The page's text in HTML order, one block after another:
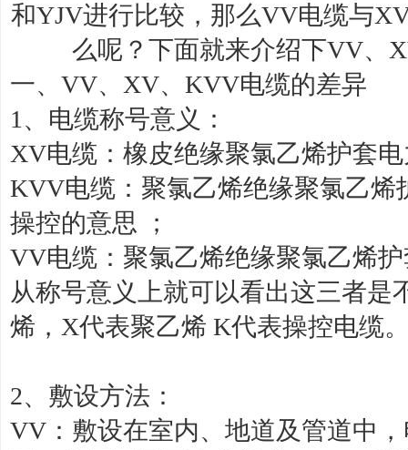
和YJV进行比较，那么VV电缆与
么呢？下面就来介绍下VV、
一、VV、XV、KVV电缆的差异
1、电缆称号意义：
XV电缆：橡皮绝缘聚氯乙烯护套
KVV电缆：聚氯乙烯绝缘聚氯乙
操控的意思 ；
VV电缆：聚氯乙烯绝缘聚氯乙烯
从称号意义上就可以看出这三者是
烯，X代表聚乙烯 K代表操控电缆
2、敷设方法：
VV：敷设在室内、地道及管道中